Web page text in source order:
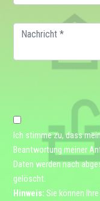
Ich stimme zu, dass
Beantwortung meiner
Daten werden nach
gelöscht.
Hinweis: Sie können